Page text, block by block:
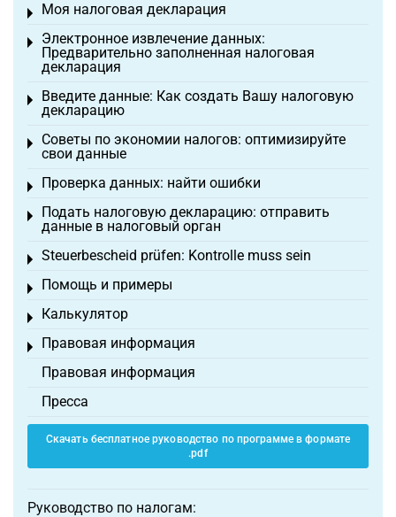
Моя налоговая декларация
Toggle menu
Электронное извлечение данных:
Предварительно заполненная налоговая
декларация
Toggle menu
Введите данные: Как создать Вашу налоговую
декларацию
Toggle menu
Советы по экономии налогов: оптимизируйте
свои данные
Toggle menu
Проверка данных: найти ошибки
Toggle menu
Подать налоговую декларацию: отправить
данные в налоговый орган
Toggle menu
Steuerbescheid prüfen: Kontrolle muss sein
Toggle menu
Помощь и примеры
Toggle menu
Калькулятор
Toggle menu
Правовая информация
Toggle menu
Правовая информация
Пресса
Скачать бесплатное руководство по программе в формате
.pdf
Руководство по налогам: